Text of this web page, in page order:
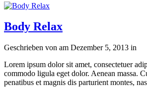
Body Relax
Geschrieben von am Dezember 5, 2013 in
Lorem ipsum dolor sit amet, consectetuer
commodo ligula eget dolor. Aenean massa.
penatibus et magnis dis parturient montes,